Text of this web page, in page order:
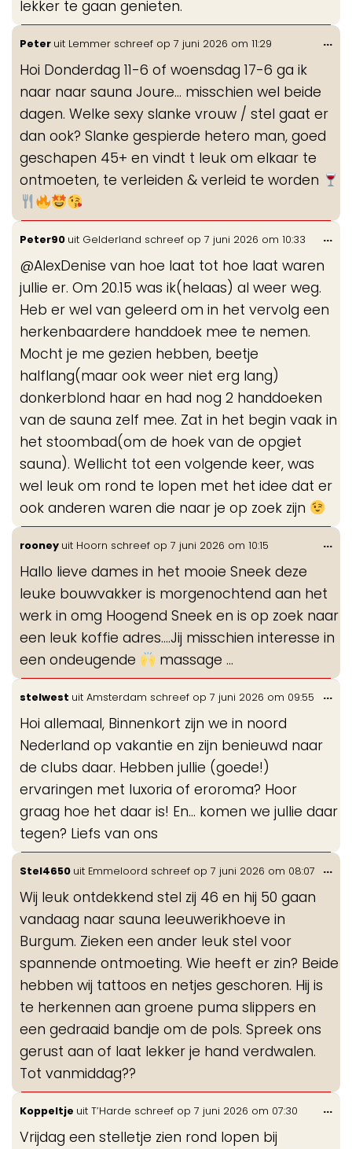
lekker te gaan genieten.
Peter uit Lemmer schreef op 7 juni 2026 om 11:29
Hoi Donderdag 11-6 of woensdag 17-6 ga ik
naar naar sauna Joure… misschien wel beide
dagen. Welke sexy slanke vrouw / stel gaat er
dan ook? Slanke gespierde hetero man, goed
geschapen 45+ en vindt t leuk om elkaar te
ontmoeten, te verleiden & verleid te worden
...
Peter90 uit Gelderland schreef op 7 juni 2026 om 10:33
@AlexDenise van hoe laat tot hoe laat waren
jullie er. Om 20.15 was ik(helaas) al weer weg.
Heb er wel van geleerd om in het vervolg een
herkenbaardere handdoek mee te nemen.
Mocht je me gezien hebben, beetje
halflang(maar ook weer niet erg lang)
donkerblond haar en had nog 2 handdoeken
van de sauna zelf mee. Zat in het begin vaak in
het stoombad(om de hoek van de opgiet
sauna). Wellicht tot een volgende keer, was
wel leuk om rond te lopen met het idee dat er
ook anderen waren die naar je op zoek zijn
...
rooney uit Hoorn schreef op 7 juni 2026 om 10:15
Hallo lieve dames in het mooie Sneek deze
leuke bouwvakker is morgenochtend aan het
werk in omg Hoogend Sneek en is op zoek naar
een leuk koffie adres....Jij misschien interesse in
een ondeugende
massage ...
...
stelwest uit Amsterdam schreef op 7 juni 2026 om 09:55
Hoi allemaal, Binnenkort zijn we in noord
Nederland op vakantie en zijn benieuwd naar
de clubs daar. Hebben jullie (goede!)
ervaringen met luxoria of eroroma? Hoor
graag hoe het daar is! En... komen we jullie daar
tegen? Liefs van ons
...
Stel4650 uit Emmeloord schreef op 7 juni 2026 om 08:07
Wij leuk ontdekkend stel zij 46 en hij 50 gaan
vandaag naar sauna leeuwerikhoeve in
Burgum. Zieken een ander leuk stel voor
spannende ontmoeting. Wie heeft er zin? Beide
hebben wij tattoos en netjes geschoren. Hij is
te herkennen aan groene puma slippers en
een gedraaid bandje om de pols. Spreek ons
gerust aan of laat lekker je hand verdwalen.
Tot vanmiddag??
...
Koppeltje uit T’Harde schreef op 7 juni 2026 om 07:30
Vrijdag een stelletje zien rond lopen bij
...